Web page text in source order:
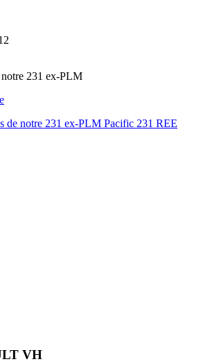
notre 231 ex-PLM
de notre 231 ex-PLM Pacific 231 REE
VH